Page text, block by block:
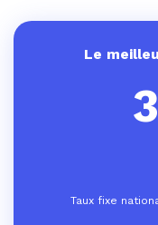
Le
Taux fixe